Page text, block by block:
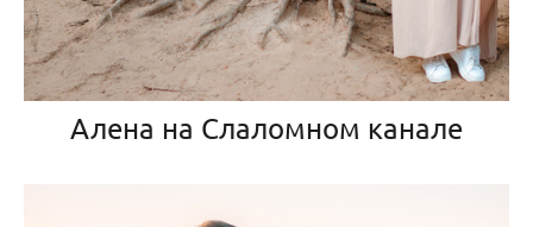
Алена на Слаломном канале